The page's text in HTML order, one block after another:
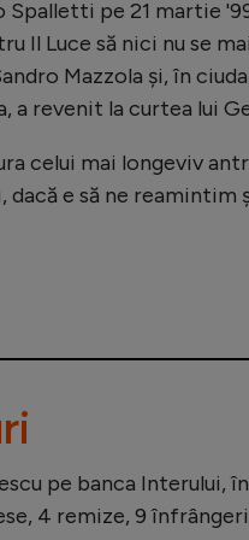
Spalletti pe 21 martie
Il Luce să nici nu se
Mazzola și, în
a revenit la curtea lui
celui mai longeviv
e să ne reamintim
pe banca Interului,
4 remize, 9